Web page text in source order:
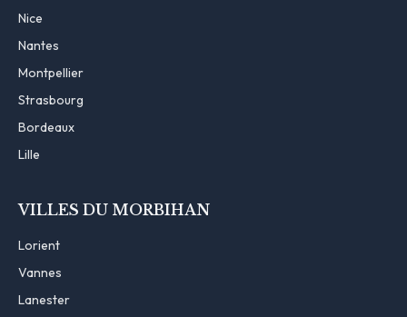
Nice
Nantes
Montpellier
Strasbourg
Bordeaux
Lille
VILLES DU MORBIHAN
Lorient
Vannes
Lanester